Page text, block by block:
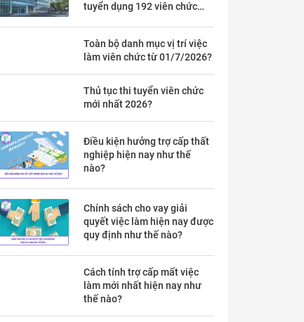
tuyển dụng 192 viên chức
Toàn bộ danh mục vị trí việc
làm viên chức từ 01/7/2026?
Thủ tục thi tuyển viên chức
mới nhất 2026?
Điều kiện hưởng trợ cấp thất
nghiệp hiện nay như thế
nào?
Chính sách cho vay giải
quyết việc làm hiện nay được
quy định như thế nào?
Cách tính trợ cấp mất việc
làm mới nhất hiện nay như
thế nào?